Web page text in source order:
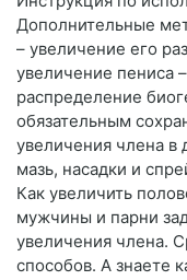
Дополнительные
– увеличение его
увеличение пениса
распределение
обязательным
увеличения члена в
мазь, насадки и
Как увеличить
мужчины и парни
увеличения члена.
способов. А знаете